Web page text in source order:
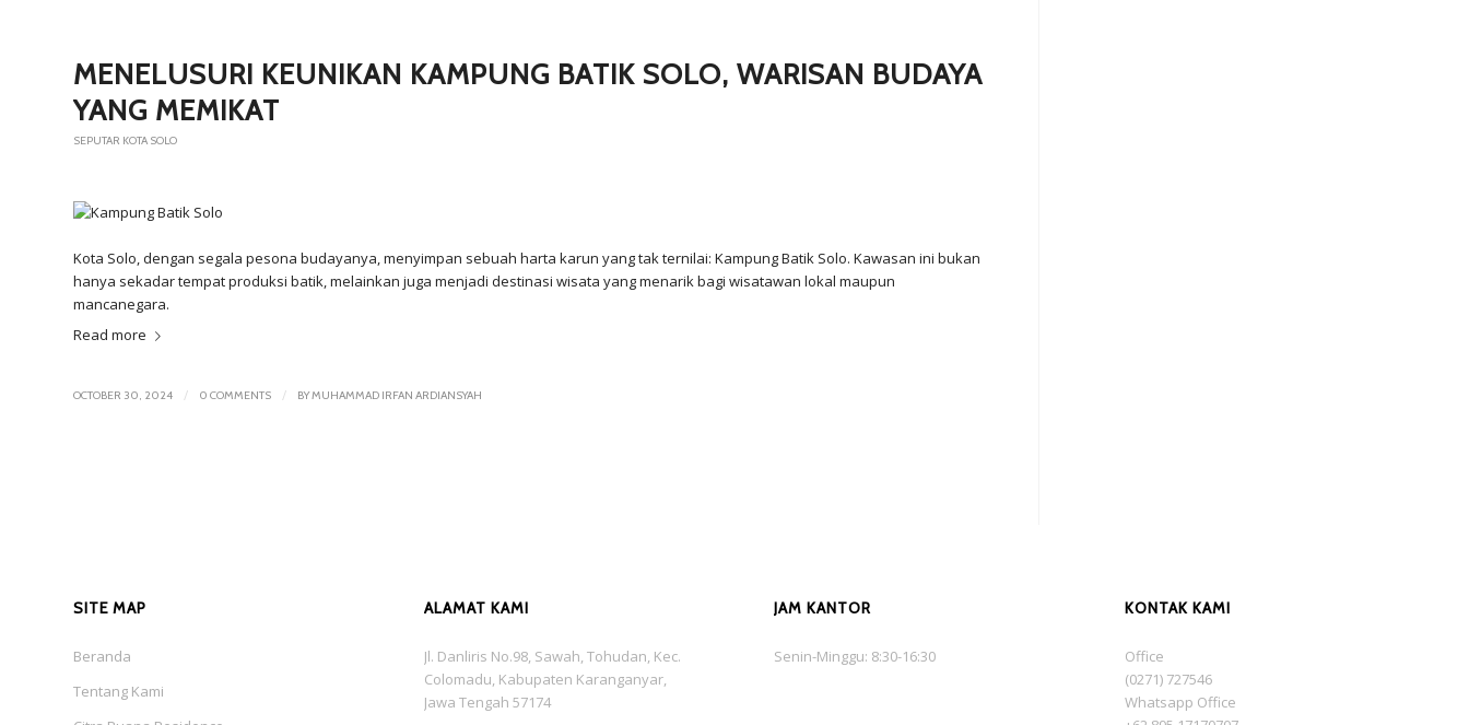
MENELUSURI KEUNIKAN KAMPUNG BATIK SOLO, WARISAN BUDAYA
YANG MEMIKAT
SEPUTAR KOTA SOLO
Kota Solo, dengan segala pesona budayanya, menyimpan sebuah harta karun yang tak ternilai: Kampung Batik Solo. Kawasan ini bukan
hanya sekadar tempat produksi batik, melainkan juga menjadi destinasi wisata yang menarik bagi wisatawan lokal maupun
mancanegara.
Read more
OCTOBER 30, 2024 / 0 COMMENTS / BYMUHAMMAD IRFAN ARDIANSYAH
SITE MAP
Beranda
Tentang Kami
ALAMAT KAMI
Jl. Danliris No.98, Sawah, Tohudan, Kec.
Colomadu, Kabupaten Karanganyar,
Jawa Tengah 57174
JAM KANTOR
Senin-Minggu: 8:30-16:30
KONTAK KAMI
Office
(0271) 727546
Whatsapp Office